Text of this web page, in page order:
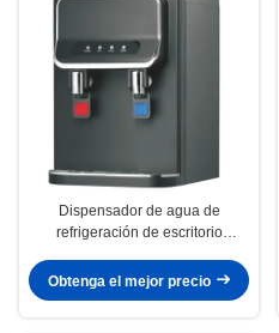
Dispensador de agua de
refrigeración de escritorio
compresión Dispensador de
agua de enfriamiento con
Obtenga el mejor precio